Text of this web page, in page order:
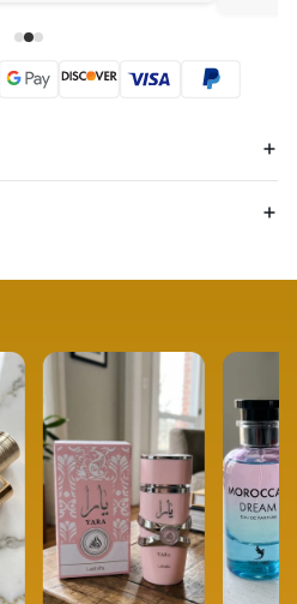
hout